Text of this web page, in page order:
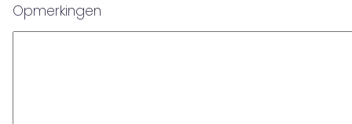
Opmerkingen